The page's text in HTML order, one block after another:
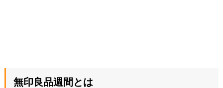
無印良品週間とは